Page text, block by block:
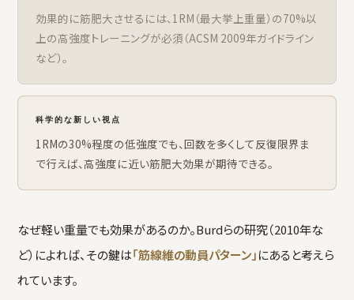
効果的に筋肥大させるには、1RM（最大挙上重量）の70%以
上の高強度トレーニングが必須（ACSM 2009年ガイドライン
など）。
科学的な新しい視点
1RMの30%程度の低強度でも、回数を多くして反復限界ま
で行えば、高強度に近い筋肥大効果が期待できる。
なぜ軽い重量でも効果があるのか。Burdらの研究（2010年な
ど）によれば、その鍵は「筋線維の動員パターン」にあると考えら
れています。